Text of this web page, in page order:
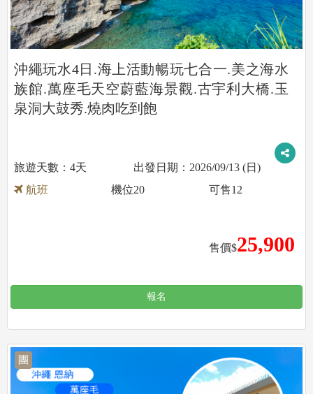
沖繩玩水4日.海上活動暢玩七合一.美之海水
族館.萬座毛天空蔚藍海景觀.古宇利大橋.玉
泉洞大鼓秀.燒肉吃到飽
4天
2026/09/13 (日)
航班
售價$25,900
機位20 可售12
報名
團